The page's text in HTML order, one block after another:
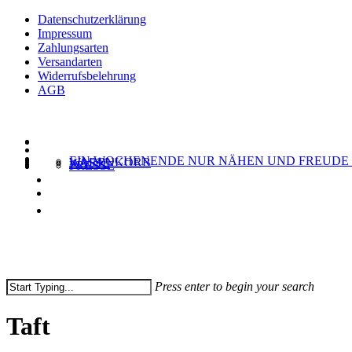
Skip
main
content
Datenschutzerklärung
Impressum
Zahlungsarten
Versandarten
Widerrufsbelehrung
AGB
EIN WOCHENENDE NUR NÄHEN UND
WARENKORB
KASSE
PRESSE
Press enter to begin your search
Search
Taft